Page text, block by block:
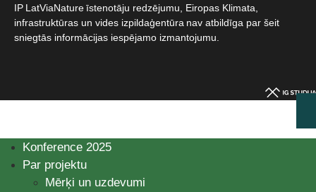
IP LatViaNature īstenotāju redzējumu, Eiropas Klimata,
infrastruktūras un vides izpildaģentūra nav atbildīga par šeit
sniegtās informācijas iespējamo izmantojumu.​
Konference 2025
Par projektu
Mērķi un uzdevumi